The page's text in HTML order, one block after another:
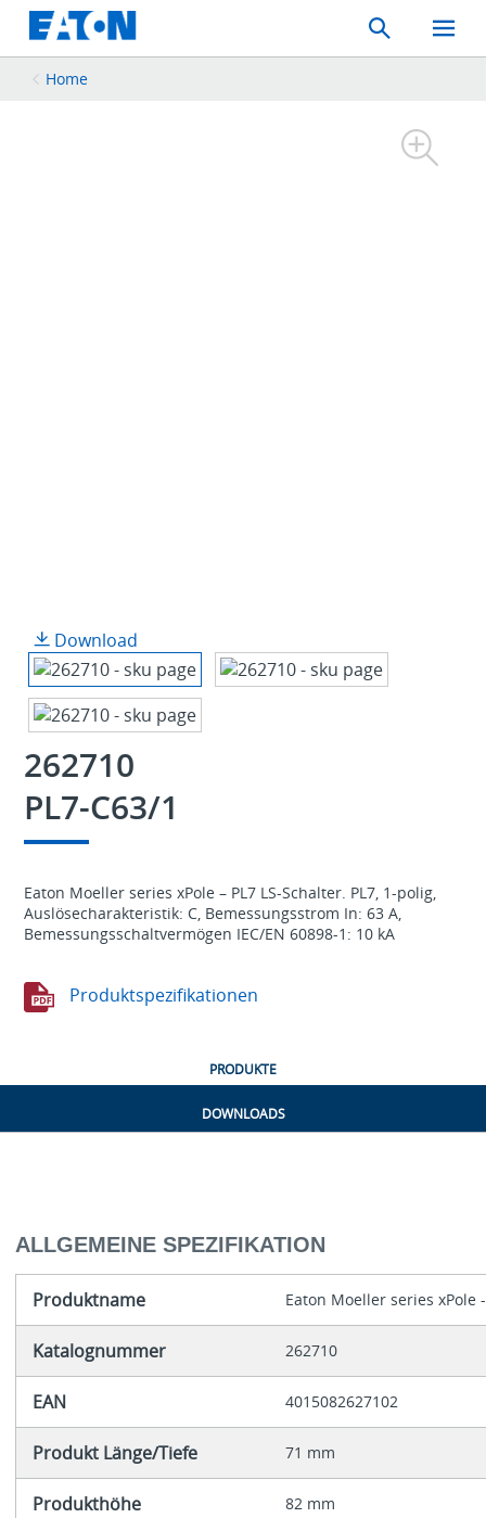
Search
Toggle
Mobile
Home
Download
262710
PL7-C63/1
Eaton Moeller series xPole – PL7 LS-Schalter. PL7, 1-polig,
Auslösecharakteristik: C, Bemessungsstrom In: 63 A,
Bemessungsschaltvermögen IEC/EN 60898-1: 10 kA
Produktspezifikationen
PRODUKTE
DOWNLOADS
ALLGEMEINE SPEZIFIKATION
Produktname Eaton Moeller series xPole
Katalognummer 262710
EAN 4015082627102
Produkt Länge/Tiefe 71 mm
Produkthöhe 82 mm